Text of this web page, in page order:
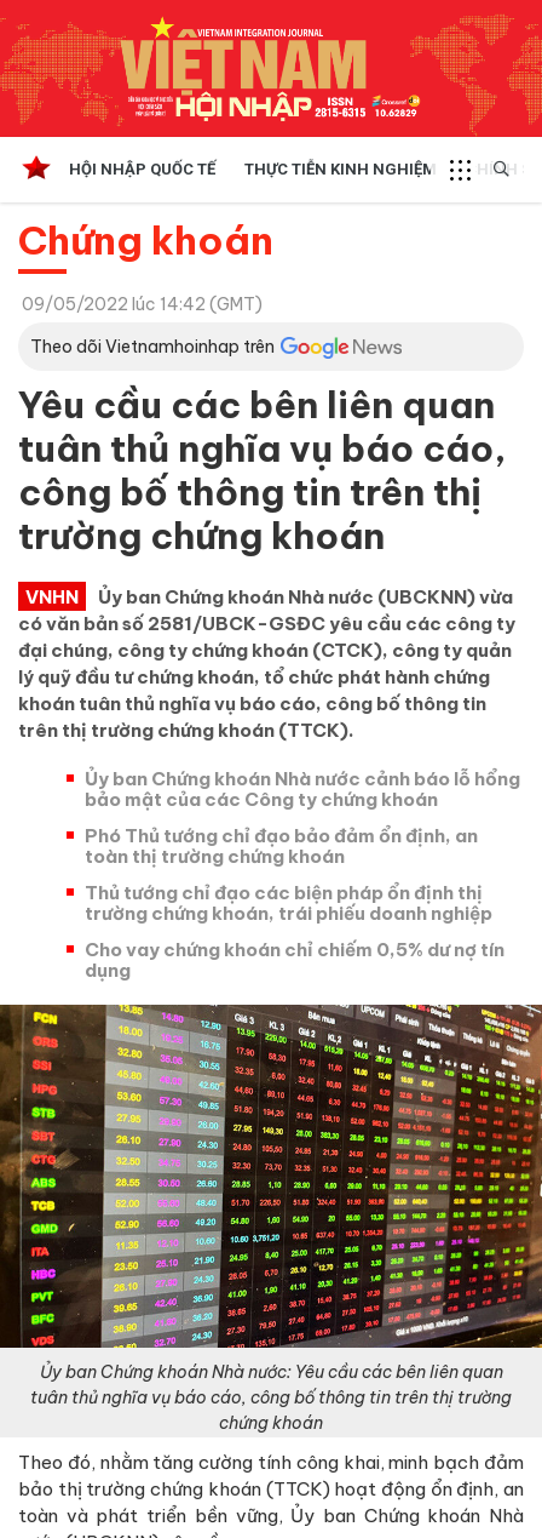
HỘI NHẬP QUỐC TẾ THỰC TIỄN KINH NGHIỆM CHÍNH
Chứng khoán
09/05/2022 lúc 14:42 (GMT)
Theo dõi Vietnamhoinhap trên
Yêu cầu các bên liên quan
tuân thủ nghĩa vụ báo cáo,
công bố thông tin trên thị
trường chứng khoán
VNHN
Ủy ban Chứng khoán Nhà nước (UBCKNN) vừa
có văn bản số 2581/UBCK-GSĐC yêu cầu các công ty
đại chúng, công ty chứng khoán (CTCK), công ty quản
lý quỹ đầu tư chứng khoán, tổ chức phát hành chứng
khoán tuân thủ nghĩa vụ báo cáo, công bố thông tin
trên thị trường chứng khoán (TTCK).
Ủy ban Chứng khoán Nhà nước cảnh báo lỗ hổng
bảo mật của các Công ty chứng khoán
Phó Thủ tướng chỉ đạo bảo đảm ổn định, an
toàn thị trường chứng khoán
Thủ tướng chỉ đạo các biện pháp ổn định thị
trường chứng khoán, trái phiếu doanh nghiệp
Cho vay chứng khoán chỉ chiếm 0,5% dư nợ tín
dụng
Ủy ban Chứng khoán Nhà nước: Yêu cầu các bên liên quan
tuân thủ nghĩa vụ báo cáo, công bố thông tin trên thị trường
chứng khoán
Theo đó, nhằm tăng cường tính công khai, minh bạch đảm
bảo thị trường chứng khoán (TTCK) hoạt động ổn định, an
toàn và phát triển bền vững, Ủy ban Chứng khoán Nhà